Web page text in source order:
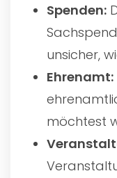
Spenden:
unsicher,
Ehrenamt:
möchtest